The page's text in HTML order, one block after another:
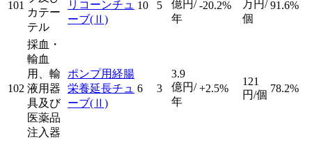
101
カテー
テル
リコーンチュ
ーブ(Ⅱ)
10 5
億円/
年
-20.2%
万円/
個
91.6%
102
採血・
輸血
用、輸
液用器
具及び
医薬品
注入器
ポンプ用経腸
栄養延長チュ
ーブ(Ⅱ)
6 3
3.9
億円/
年
+2.5%
121
円/個
78.2%